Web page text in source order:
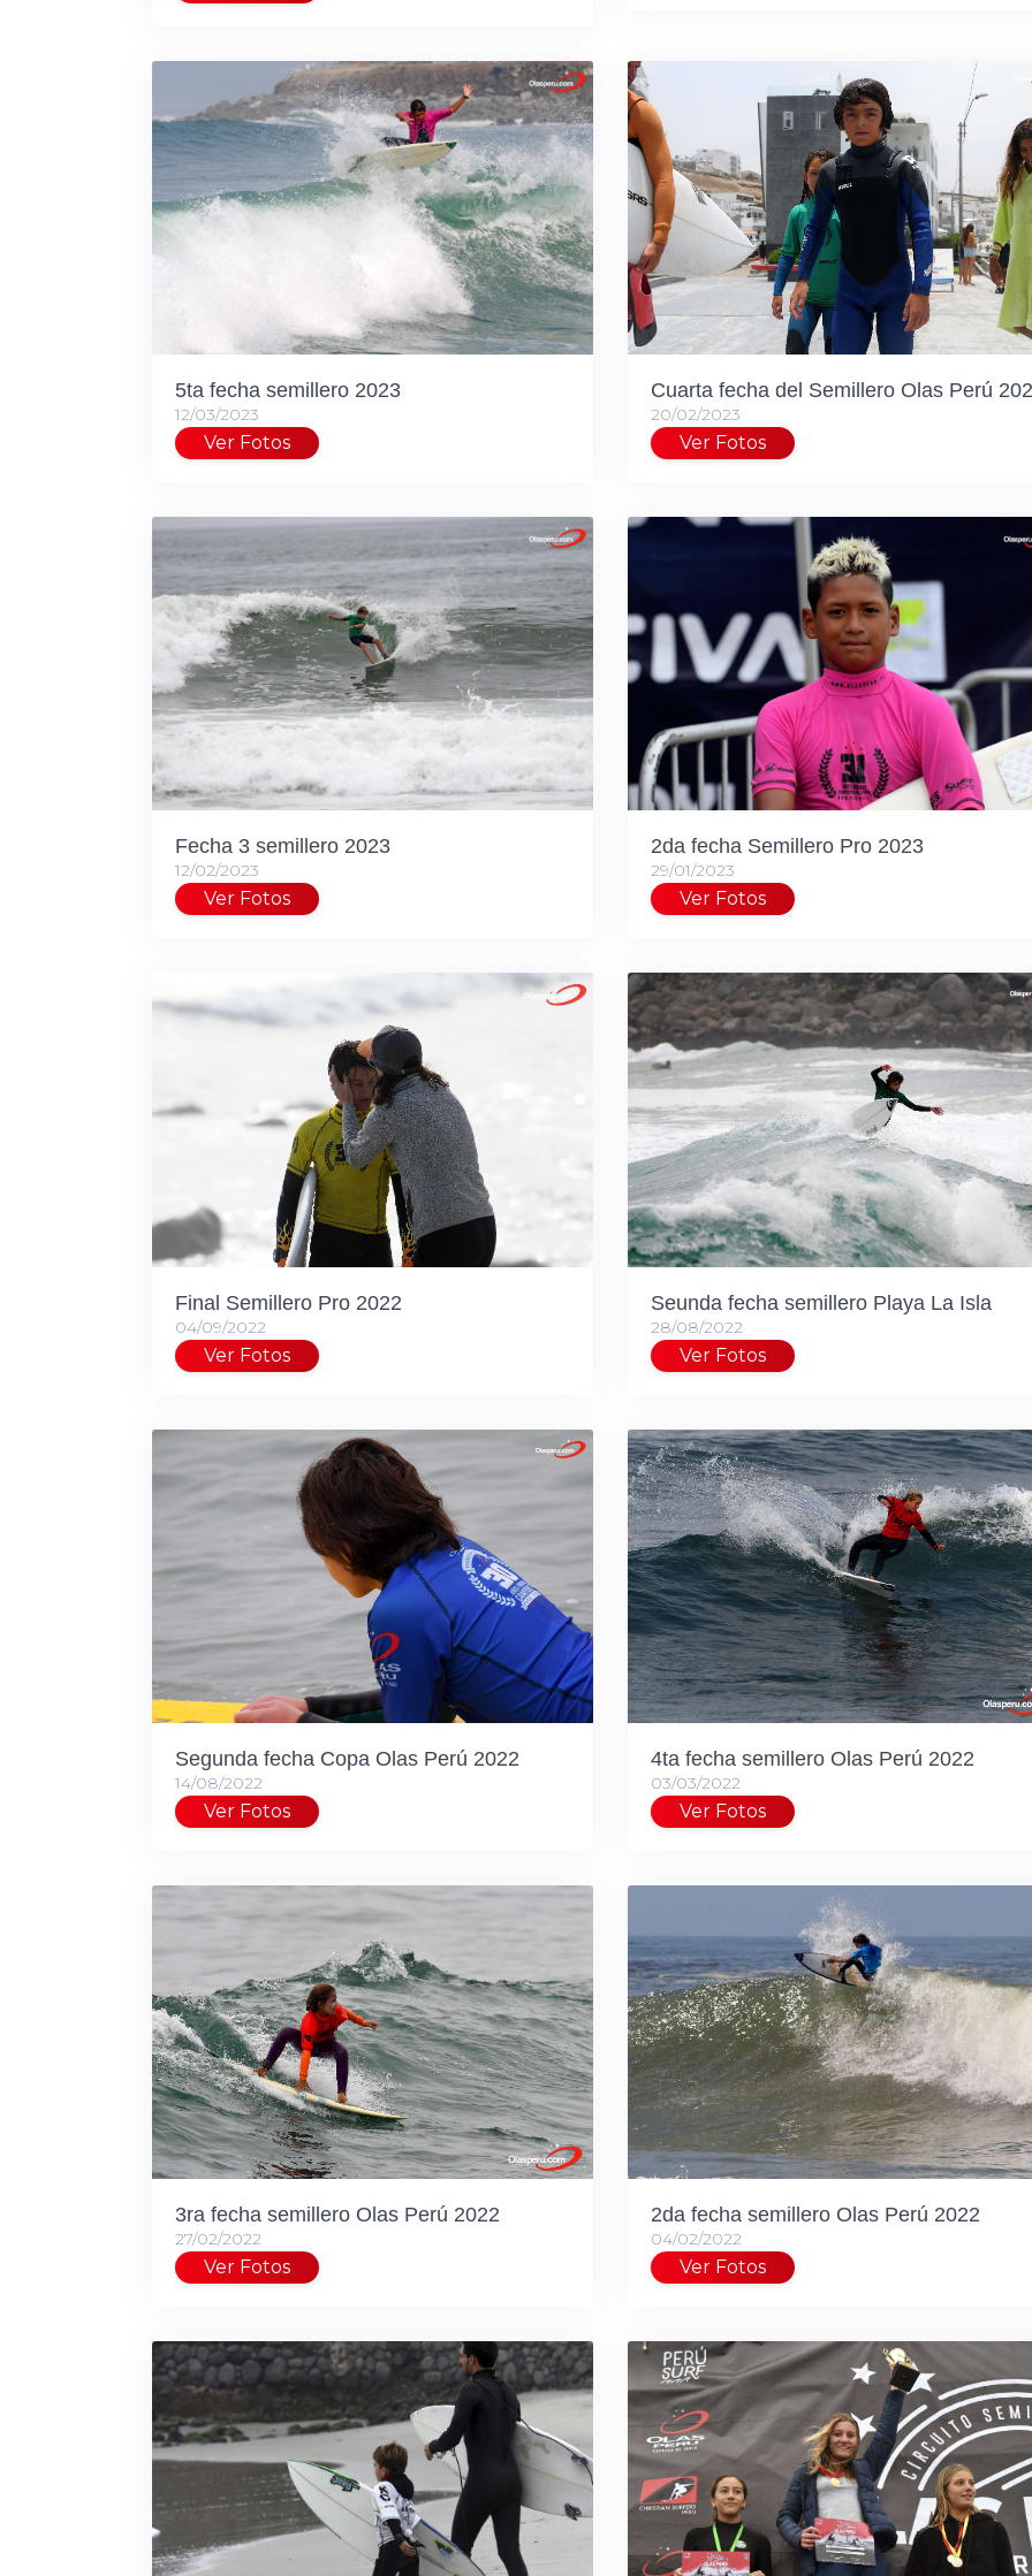
5ta fecha semillero 2023
12/03/2023
Ver Fotos
Cuarta fecha del Semillero Olas Perú
20/02/2023
Ver Fotos
Fecha 3 semillero 2023
12/02/2023
Ver Fotos
2da fecha Semillero Pro 2023
29/01/2023
Ver Fotos
Final Semillero Pro 2022
04/09/2022
Ver Fotos
Seunda fecha semillero Playa La Isla
28/08/2022
Ver Fotos
Segunda fecha Copa Olas Perú 2022
14/08/2022
Ver Fotos
4ta fecha semillero Olas Perú 2022
03/03/2022
Ver Fotos
3ra fecha semillero Olas Perú 2022
27/02/2022
Ver Fotos
2da fecha semillero Olas Perú 2022
04/02/2022
Ver Fotos